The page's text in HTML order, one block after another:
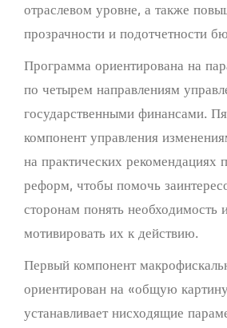
отраслевом уровне, а также
прозрачности и подотчетности
Программа ориентирована на
по четырем направлениям
государственными финансами.
компонент управления
на практических рекомендациях
реформ, чтобы помочь
сторонам понять необходимость
мотивировать их к действию.
Первый компонент
ориентирован на «общую
устанавливает нисходящие